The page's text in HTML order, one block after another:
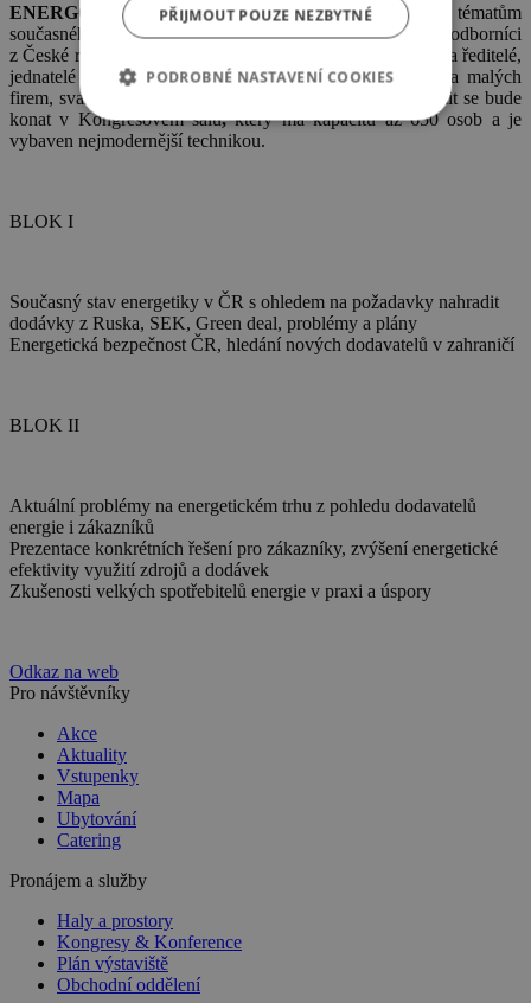
ENERGO SUMMITse věnuje nejzásadnějším tématům
současného světa energií, o kterých budou hovořit přední odborníci
z České republiky i zahraničí. V publiku zasednou zejména ředitelé,
jednatelé a členové představenstev největších, středních a malých
firem, svazů a dalších subjektů z oboru energetiky. Summit se bude
konat v Kongresovém sálu,který má kapacitu až 650 osob a je
vybaven nejmodernější technikou.
BLOK I
Současný stav energetiky v ČR s ohledem na požadavky nahradit
dodávky z Ruska, SEK, Green deal, problémy a plány
Energetická bezpečnost ČR, hledání nových dodavatelů v zahraničí
BLOK II
Aktuální problémy na energetickém trhu z pohledu dodavatelů
energie i zákazníků
Prezentace konkrétních řešení pro zákazníky, zvýšení energetické
efektivity využití zdrojů a dodávek
Zkušenosti velkých spotřebitelů energie v praxi a úspory
Odkaz na web
Pro návštěvníky
Akce
Aktuality
Vstupenky
Mapa
Ubytování
Catering
Pronájem a služby
Haly a prostory
Kongresy & Konference
Plán výstaviště
Obchodní oddělení
PŘIJMOUT POUZE NEZBYTNÉ
PODROBNÉ NASTAVENÍ COOKIES